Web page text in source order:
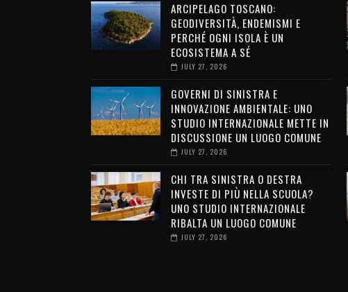
ARCIPELAGO TOSCANO:
GEODIVERSITÀ, ENDEMISMI E
PERCHÉ OGNI ISOLA È UN
ECOSISTEMA A SÉ
JULY 27, 2026
GOVERNI DI SINISTRA E
INNOVAZIONE AMBIENTALE: UNO
STUDIO INTERNAZIONALE METTE IN
DISCUSSIONE UN LUOGO COMUNE
JULY 27, 2026
CHI TRA SINISTRA O DESTRA
INVESTE DI PIÙ NELLA SCUOLA?
UNO STUDIO INTERNAZIONALE
RIBALTA UN LUOGO COMUNE
JULY 27, 2026